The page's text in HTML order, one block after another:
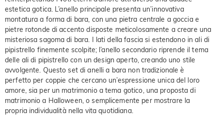
estetica gotica. L’anello principale presenta un’innovativa
montatura a forma di bara, con una pietra centrale a goccia e
pietre rotonde di accento disposte meticolosamente a creare una
misteriosa sagoma di bara. I lati della fascia si estendono in ali di
pipistrello finemente scolpite; l’anello secondario riprende il tema
delle ali di pipistrello con un design aperto, creando uno stile
avvolgente. Questo set di anelli a bara non tradizionale è
perfetto per coppie che cercano un’espressione unica del loro
amore, sia per un matrimonio a tema gotico, una proposta di
matrimonio a Halloween, o semplicemente per mostrare la
propria individualità nella vita quotidiana.